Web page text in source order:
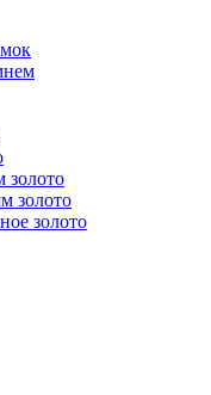
золото
золото
золото